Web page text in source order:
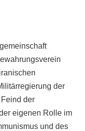
der
der
eigenen Rolle im
und des